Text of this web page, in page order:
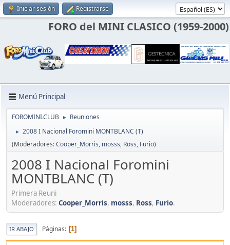
Iniciar sesión Registrarse
FORO del MINI CLASICO (1959-2000)
Menú Principal
FOROMINI.CLUB ► Reuniones
►
2008 I Nacional Foromini MONTBLANC (T)
(Moderadores:Cooper_Morris, mosss, Ross, Furio)
2008 I Nacional Foromini
MONTBLANC (T)
Primera Reuni
Moderadores: Cooper_Morris, mosss, Ross, Furio.
IR ABAJO Páginas 1